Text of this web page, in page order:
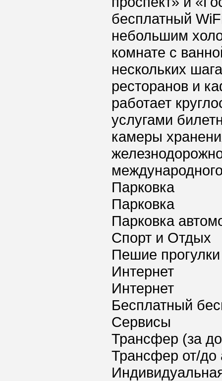
бесплатный
небольшим
комнате с
нескольких
ресторанов и
работает
услугами
камеры
Парковка
Парковка
Парковка
Спорт и Отдых
Пешие прогулки
Интернет
Интернет
Бесплатный
Сервисы
Трансфер (за
Трансфер от/до